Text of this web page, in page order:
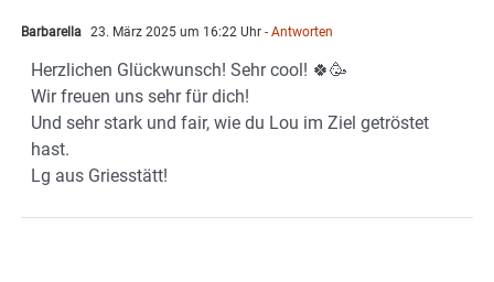
Barbarella 23. März 2025 um 16:22 Uhr - Antworten
Herzlichen Glückwunsch! Sehr cool! 🍀🥳
Wir freuen uns sehr für dich!
Und sehr stark und fair, wie du Lou im Ziel getröstet
hast.
Lg aus Griesstätt!